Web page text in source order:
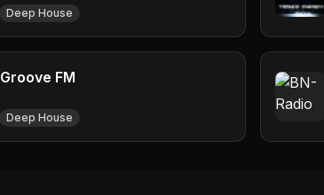
Deep House
FM
Deep House